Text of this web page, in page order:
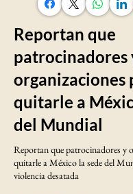
Reportan que
patrocinadores
organizaciones
quitarle a
del Mundial
Reportan que patrocinadores y
quitarle a México la sede del
violencia desatada